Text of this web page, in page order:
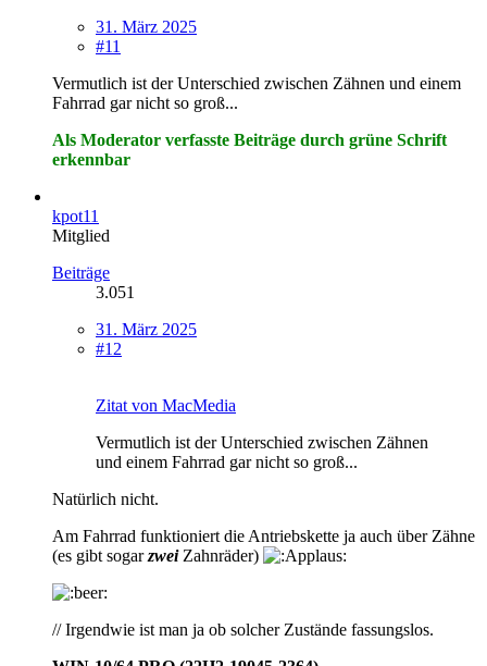
31. März 2025
#11
Vermutlich ist der Unterschied zwischen Zähnen und einem
Fahrrad gar nicht so groß...
Als Moderator verfasste Beiträge durch grüne Schrift
erkennbar
kpot11
Mitglied
Beiträge
3.051
31. März 2025
#12
Zitat von MacMedia
Vermutlich ist der Unterschied zwischen Zähnen
und einem Fahrrad gar nicht so groß...
Natürlich nicht.
Am Fahrrad funktioniert die Antriebskette ja auch über Zähne
(es gibt sogarzwei Zahnräder)
// Irgendwie ist man ja ob solcher Zustände fassungslos.